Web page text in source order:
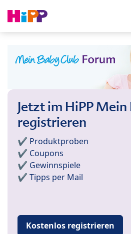
Jetzt im HiPP
registrieren
✔️ Produktproben
✔️ Coupons
✔️ Gewinnspiele
✔️ Tipps per Mail
Kostenlos registrieren